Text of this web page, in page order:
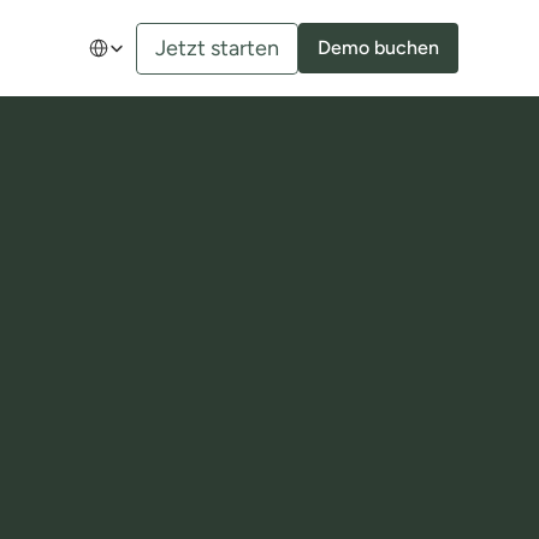
Select Language
Jetzt starten Demo buchen